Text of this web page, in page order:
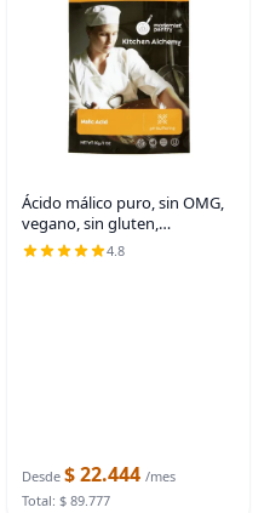
Ácido málico puro, sin OMG,
vegano, sin gluten,
certificado OU Kosher, 50 g/2
oz
4.8
Desde $ 22.444 /mes
Total: $ 89.777